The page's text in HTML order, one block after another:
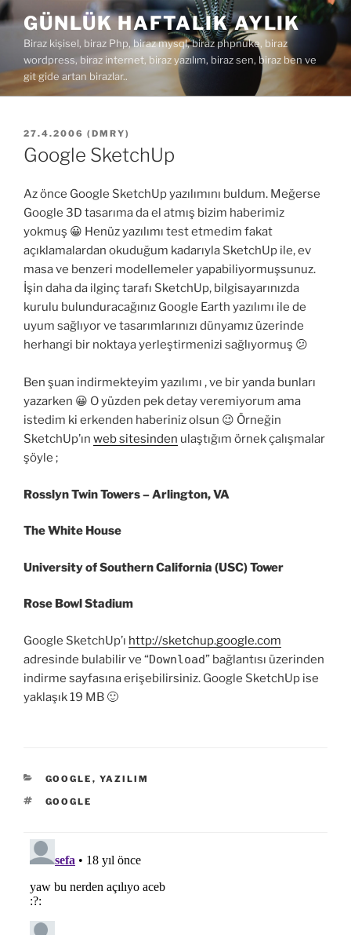
İçeriğe
geç
GÜNLÜK HAFTALIK AYLIK
Biraz kişisel, biraz Php, biraz mysql, biraz phpnuke, biraz
wordpress, biraz internet, biraz yazılım, biraz sen, biraz ben ve
git gide artan birazlar..
YAYIM
TARIHI
27.4.2006 ( DMRY)
Google SketchUp
Az önce Google SketchUp yazılımını buldum. Meğerse
Google 3D tasarıma da el atmış bizim haberimiz
yokmuş 😀 Henüz yazılımı test etmedim fakat
açıklamalardan okuduğum kadarıyla SketchUp ile, ev
masa ve benzeri modellemeler yapabiliyormuşsunuz.
İşin daha da ilginç tarafı SketchUp, bilgisayarınızda
kurulu bulunduracağınız Google Earth yazılımı ile de
uyum sağlıyor ve tasarımlarınızı dünyamız üzerinde
herhangi bir noktaya yerleştirmenizi sağlıyormuş 😕
Ben şuan indirmekteyim yazılımı , ve bir yanda bunları
yazarken 😀 O yüzden pek detay veremiyorum ama
istedim ki erkenden haberiniz olsun 😉 Örneğin
SketchUp’ın web sitesinden ulaştığım örnek çalışmalar
şöyle ;
Rosslyn Twin Towers – Arlington, VA
The White House
University of Southern California (USC) Tower
Rose Bowl Stadium
Google SketchUp’ı http://sketchup.google.com
adresinde bulabilir ve “Download” bağlantısı üzerinden
indirme sayfasına erişebilirsiniz. Google SketchUp ise
yaklaşık 19 MB 🙂
KATEGORILER
GOOGLE , YAZILIM
ETIKETLER
GOOGLE